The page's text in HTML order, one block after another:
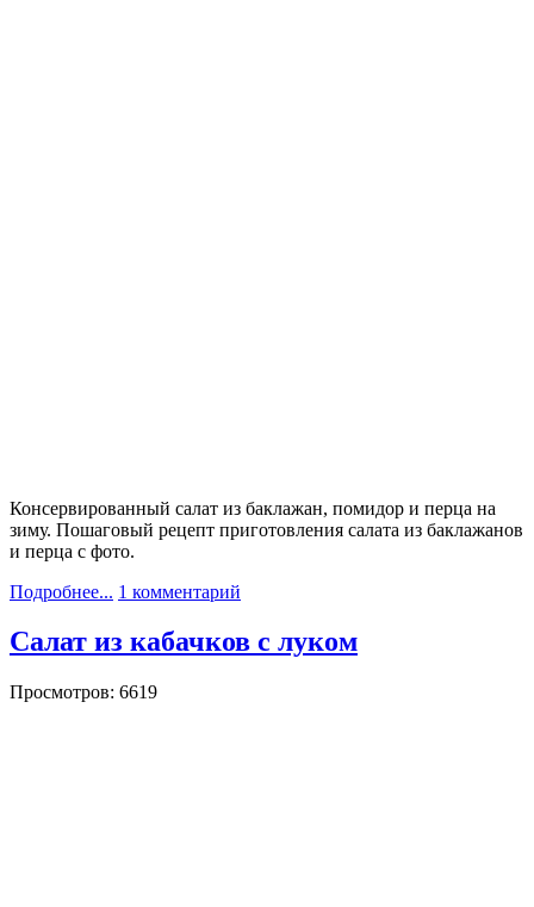
Консервированный салат из баклажан, помидор и перца на
зиму. Пошаговый рецепт приготовления салата из баклажанов
и перца с фото.
Подробнее... 1 комментарий
Салат из кабачков с луком
Просмотров: 6619